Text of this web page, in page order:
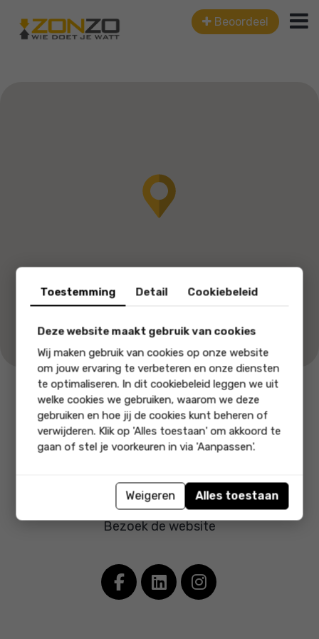
Beoordeel
Bel ons
0228 -75 64 47
Stuur ons
een email
Koggeweg 52 A•1607 MT Hem
•info@zonzo-zonnepanelen.nl
Bezoek de website
Toestemming Detail Cookiebeleid
Deze website maakt gebruik van cookies
Wij maken gebruik van cookies op onze website
om jouw ervaring te verbeteren en onze diensten
te optimaliseren. In dit cookiebeleid leggen we uit
welke cookies we gebruiken, waarom we deze
gebruiken en hoe jij de cookies kunt beheren of
verwijderen. Klik op 'Alles toestaan' om akkoord te
gaan of stel je voorkeuren in via 'Aanpassen'.
Weigeren Alles toestaan